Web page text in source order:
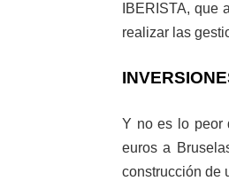
IBERISTA, que
realizar las
Y no es lo peor
euros a
construcción de